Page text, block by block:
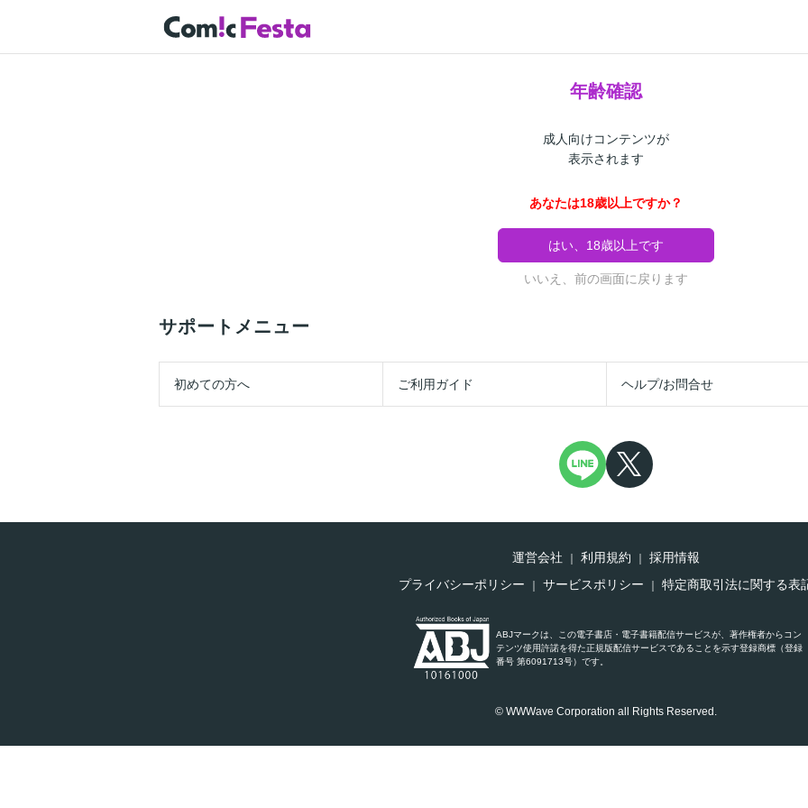
年齢確認
成人向けコンテンツが
表示されます
あなたは18歳以上ですか？
はい、18歳以上です
いいえ、前の画面に戻ります
サポートメニュー
初めての方へ ご利用ガイド ヘルプ/お問合せ
運営会社 利用規約
採用情報
プライバシーポリシー
サービスポリシー 特定商取引法に関する表
ABJマークは、この電子書店・電子書籍配信サービスが、著作権者からコン
テンツ使用許諾を得た正規版配信サービスであることを示す登録商標（登録
番号 第6091713号）です。
© WWWave Corporation all Rights Reserved.